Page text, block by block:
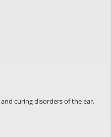
and curingdisordersof theear.